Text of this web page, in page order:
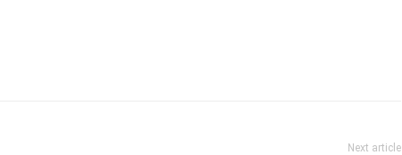
Next article